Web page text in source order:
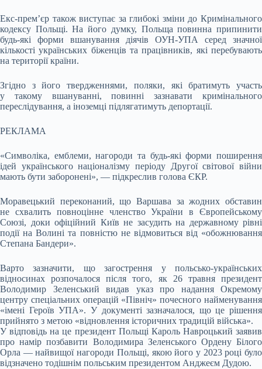
Екс-прем’єр також виступає за глибокі зміни до Кримінального
кодексу Польщі. На його думку, Польща повинна припинити
будь-які форми вшанування діячів ОУН-УПА серед значної
кількості українських біженців та працівників, які перебувають
на території країни.
Згідно з його твердженнями, поляки, які братимуть участь
у такому вшануванні, повинні зазнавати кримінального
переслідування, а іноземці підлягатимуть депортації.
РЕКЛАМА
«Символіка, емблеми, нагороди та будь-які форми поширення
ідей українського націоналізму періоду Другої світової війни
мають бути заборонені», — підкреслив голова ЄКР.
Моравецький переконаний, що Варшава за жодних обставин
не схвалить повноцінне членство України в Європейському
Союзі, доки офіційний Київ не засудить на державному рівні
події на Волині та повністю не відмовиться від «обожнювання
Степана Бандери».
Варто зазначити, що загострення у польсько-українських
відносинах розпочалося після того, як 26 травня президент
Володимир Зеленський видав указ про надання Окремому
центру спеціальних операцій «Північ» почесного найменування
«імені Героїв УПА». У документі зазначалося, що це рішення
прийнято з метою «відновлення історичних традицій війська».
У відповідь на це президент Польщі Кароль Навроцький заявив
про намір позбавити Володимира Зеленського Ордену Білого
Орла — найвищої нагороди Польщі, якою його у 2023 році було
відзначено тодішнім польським президентом Анджеєм Дудою.